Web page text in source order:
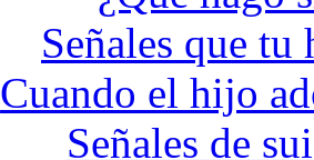
Señales que tu
Cuando el hijo
Señales de